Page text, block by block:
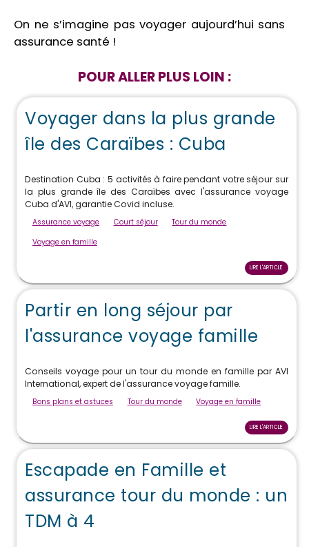
On ne s’imagine pas voyager aujourd’hui sans
assurance santé !
POUR ALLER PLUS LOIN :
Voyager dans la plus grande
île des Caraïbes : Cuba
Destination Cuba : 5 activités à faire pendant votre séjour sur
la plus grande île des Caraïbes avec l'assurance voyage
Cuba d'AVI, garantie Covid incluse.
Assurance voyage Court séjour
Tour du monde
Voyage en famille
LIRE L'ARTICLE
Partir en long séjour par
l'assurance voyage famille
Conseils voyage pour un tour du monde en famille par AVI
International, expert de l'assurance voyage famille.
Bons plans et astuces Tour du monde Voyage en famille
LIRE L'ARTICLE
Escapade en Famille et
assurance tour du monde : un
TDM à 4